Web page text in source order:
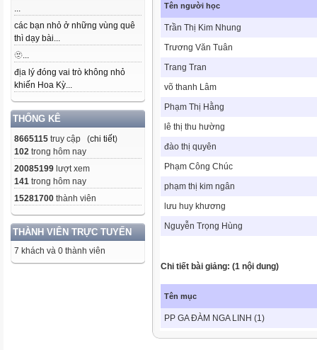
...
các bạn nhỏ ở những vùng quê
thì dạy bài...
🫥...
địa lý đóng vai trò không nhỏ
khiến Hoa Kỳ...
THỐNG KÊ
8665115 truy cập (chi tiết)
102 trong hôm nay
20085199 lượt xem
141 trong hôm nay
15281700 thành viên
THÀNH VIÊN TRỰC TUYẾN
7 khách và 0 thành viên
Tên người học
Trần Thị Kim Nhung
Trương Văn Tuân
Trang Tran
võ thanh Lâm
Phạm Thị Hằng
lê thị thu hường
đào thị quyên
Phạm Công Chúc
phạm thị kim ngân
lưu huy khương
Nguyễn Trọng Hùng
Chi tiết bài giảng: (1 nội dung)
Tên mục
PP GA ĐÀM NGA LINH (1)